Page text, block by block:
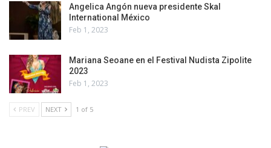
Angelica Angón nueva presidente Skal
International México
Feb 1, 2023
Mariana Seoane en el Festival Nudista Zipolite
2023
Feb 1, 2023
PREV NEXT 1 of 5